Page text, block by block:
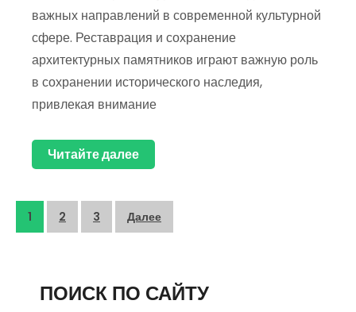
важных направлений в современной культурной
сфере. Реставрация и сохранение
архитектурных памятников играют важную роль
в сохранении исторического наследия,
привлекая внимание
Читайте далее
Пагинация
1 2 3 Далее
ПОИСК ПО САЙТУ